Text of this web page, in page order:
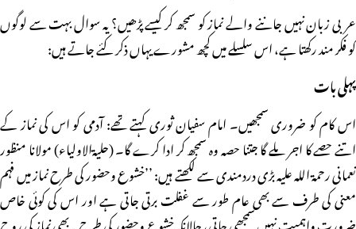
عربی زبان نہیں جاننے والے نماز کو سمجھ کر کیسے پڑھیں؟ یہ سوال بہت سے لوگوں
کو فکر مند رکھتا ہے، اس سلسلے میں کچھ مشورے یہاں ذکر کئے جاتے ہیں:
پہلی بات
اس کام کو ضروری سمجھیں۔ امام سفیان ثوری کہتے تھے: آدمی کو اس کی نماز کے
اتنے حصے کا اجر ملے گا جتنا حصہ وہ سمجھ کر ادا کرے گا۔ (حلیۃالاولیاء) مولانا منظور
نعمانی رحمۃ اللہ علیہ بڑی دردمندی سے لکھتے ہیں: ’’خشوع وحضور کی طرح نماز میں فہم
معنی کی طرف سے بھی عام طور سے غفلت برتی جاتی ہے اور اس کی کوئی خاص